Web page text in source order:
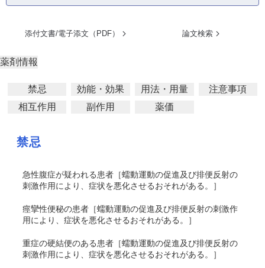
添付文書/電子添文（PDF） 論文検索
薬剤情報
禁忌 効能・効果 用法・用量
注意事項
相互作用
副作用 薬価
禁忌
急性腹症が疑われる患者［蠕動運動の促進及び排便反射の
刺激作用により、症状を悪化させるおそれがある。］
痙攣性便秘の患者［蠕動運動の促進及び排便反射の刺激作
用により、症状を悪化させるおそれがある。］
重症の硬結便のある患者［蠕動運動の促進及び排便反射の
刺激作用により、症状を悪化させるおそれがある。］